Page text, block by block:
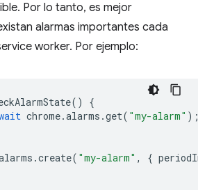
Por lo tanto, es mejor
alarmas importantes cada
worker. Por ejemplo:
()
{
chrome.alarms .get( "my-alarm"
.create( "my-alarm" , {